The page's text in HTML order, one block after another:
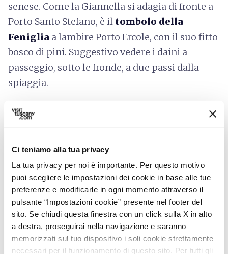
Ci teniamo alla tua privacy
La tua privacy per noi è importante. Per questo motivo
puoi scegliere le impostazioni dei cookie in base alle tue
preferenze e modificarle in ogni momento attraverso il
pulsante “Impostazioni cookie” presente nel footer del
sito. Se chiudi questa finestra con un click sulla X in alto
a destra, proseguirai nella navigazione e saranno
memorizzati sul tuo dispositivo i soli cookie strettamente
necessari per il funzionamento di questo sito. Per tutti gli
senese. Come la Giannella si adagia di fronte a
Porto Santo Stefano, è il tombolo della
Feniglia a lambire Porto Ercole, con il suo fitto
bosco di pini. Suggestivo vedere i daini a
passeggio, sotto le fronde, a due passi dalla
spiaggia.
Partiamo quindi per un’escursione tra le alture
dell’Argentario, dal Poggio Fornacelle alla cala
tuffarci nelle acque più cristalline che
circondano il promontorio.
1. Prima Tappa
Da Poggio Fornacelle al
Trivio dell’Olmo
expand_more